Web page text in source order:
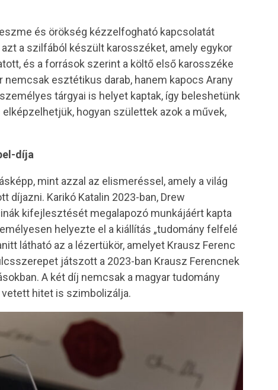
és örökség kézzelfogható kapcsolatát
a szilfából készült karosszéket, amely egykor
és a források szerint a költő első karosszéke
esztétikus darab, hanem kapocs Arany
tárgyai is helyet kaptak, így beleshetünk
hogyan születtek azok a művek,
díja
mint azzal az elismeréssel, amely a világ
díjazni. Karikó Katalin 2023-ban, Drew
kifejlesztését megalapozó munkájáért kapta
helyezte el a kiállítás „tudomány felfelé
látható az a lézertükör, amelyet Krausz Ferenc
játszott a 2023-ban Krausz Ferencnek
A két díj nemcsak a magyar tudomány
hitet is szimbolizálja.